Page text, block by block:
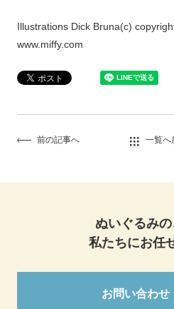
Illustrations Dick Bruna(c)
www.miffy.com
前の記事へ 一覧へ
ぬいぐるみ
私たちにお任
お問い合わせ